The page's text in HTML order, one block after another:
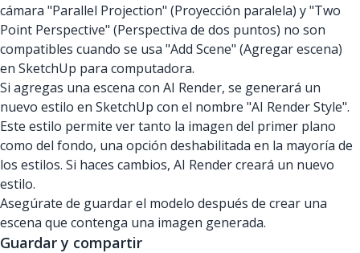
cámara "Parallel Projection" (Proyección paralela) y "Two
Point Perspective" (Perspectiva de dos puntos) no son
compatibles cuando se usa "Add Scene" (Agregar escena)
en SketchUp para computadora.
Si agregas una escena con AI Render, se generará un
nuevo estilo en SketchUp con el nombre "AI Render Style".
Este estilo permite ver tanto la imagen del primer plano
como del fondo, una opción deshabilitada en la mayoría de
los estilos. Si haces cambios, AI Render creará un nuevo
estilo.
Asegúrate de guardar el modelo después de crear una
escena que contenga una imagen generada.
Guardar y compartir